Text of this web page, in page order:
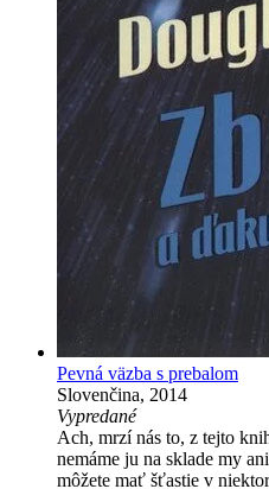
Pevná väzba s prebalom
Slovenčina, 2014
Vypredané
Ach, mrzí nás to, z tejto
nemáme ju na sklade my
môžete mať šťastie v